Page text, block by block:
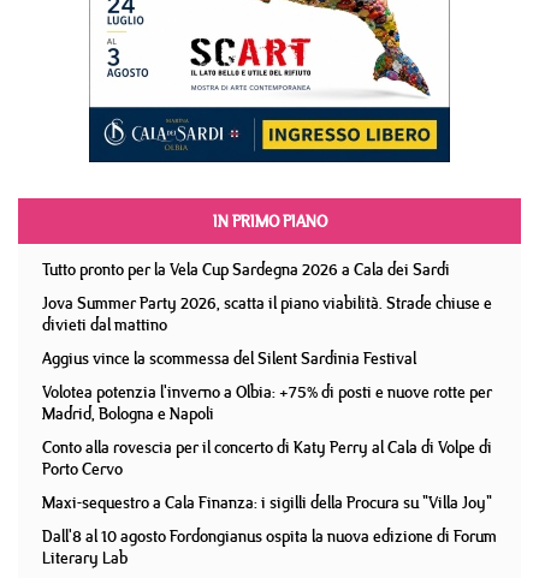
IN PRIMO PIANO
Tutto pronto per la Vela Cup Sardegna 2026 a Cala dei Sardi
Jova Summer Party 2026, scatta il piano viabilità. Strade chiuse e
divieti dal mattino
Aggius vince la scommessa del Silent Sardinia Festival
Volotea potenzia l'inverno a Olbia: +75% di posti e nuove rotte per
Madrid, Bologna e Napoli
Conto alla rovescia per il concerto di Katy Perry al Cala di Volpe di
Porto Cervo
Maxi-sequestro a Cala Finanza: i sigilli della Procura su "Villa Joy"
Dall'8 al 10 agosto Fordongianus ospita la nuova edizione di Forum
Literary Lab